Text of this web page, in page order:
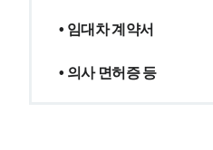
• 임대차 계약서
• 의사 면허증 등